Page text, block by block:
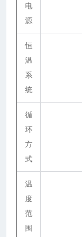
电
源
恒
温
系
统
循
环
方
式
温
度
范
围